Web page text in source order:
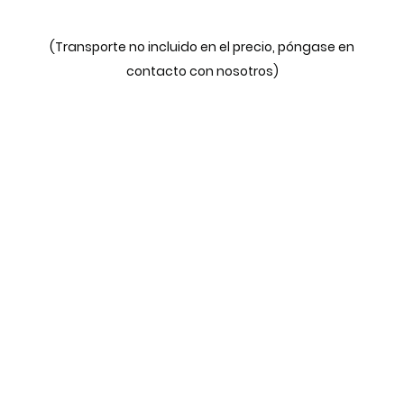
(Transporte no incluido en el precio, póngase en
contacto con nosotros)